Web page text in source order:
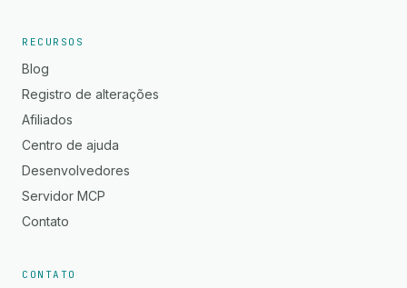
RECURSOS
Blog
Registro de alterações
Afiliados
Centro de ajuda
Desenvolvedores
Servidor MCP
Contato
CONTATO